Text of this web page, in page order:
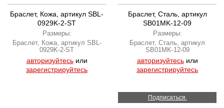
Браслет, Кожа, артикул SBL-
0929K-2-ST
Размеры:
Браслет, Кожа, артикул SBL-
0929K-2-ST
авторизуйтесьили
зарегистрируйтесь
Браслет, Сталь, артикул
SB01MK-12-09
Размеры:
Браслет, Сталь, артикул
SB01MK-12-09
авторизуйтесьили
зарегистрируйтесь
Подписаться.